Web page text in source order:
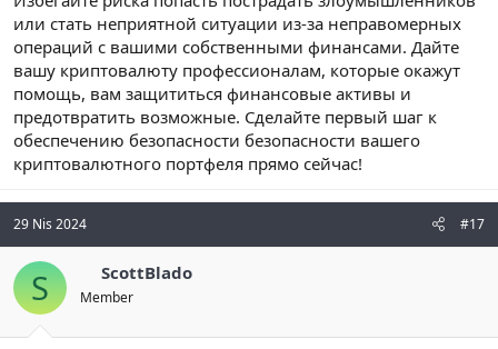
или стать неприятной ситуации из-за неправомерных
операций с вашими собственными финансами. Дайте
вашу криптовалюту профессионалам, которые окажут
помощь, вам защититься финансовые активы и
предотвратить возможные. Сделайте первый шаг к
обеспечению безопасности безопасности вашего
криптовалютного портфеля прямо сейчас!
29 Nis 2024 #17
S ScottBlado
Member